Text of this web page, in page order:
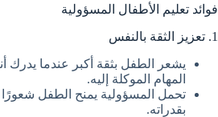
فوائد تعليم الأطفال المسؤولية
1. تعزيز الثقة بالنفس
يشعر الطفل بثقة أكبر عندما يدرك
المهام الموكلة إليه.
تحمل المسؤولية يمنح الطفل شعورًا
بقدراته.